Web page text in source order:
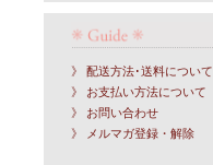
》 配送方法･送料について
》 お支払い方法について
》 お問い合わせ
》 メルマガ登録・解除